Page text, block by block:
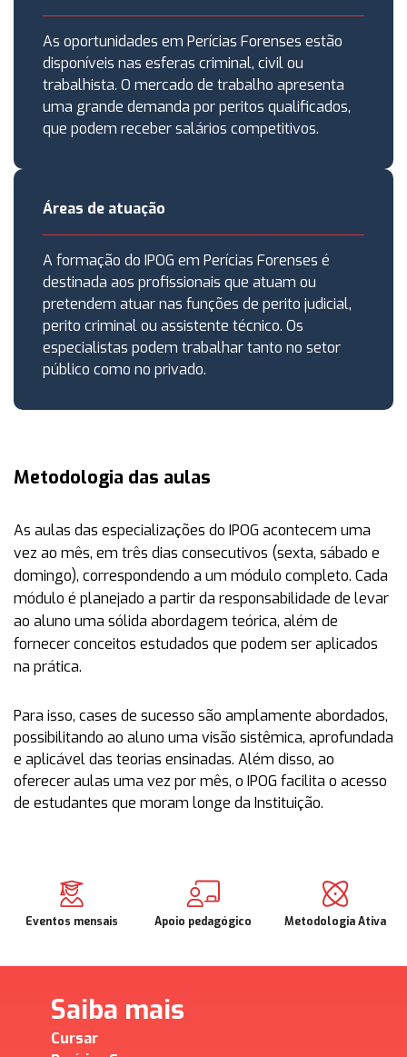
As oportunidades em Perícias Forenses estão
disponíveis nas esferas criminal, civil ou
trabalhista. O mercado de trabalho apresenta
uma grande demanda por peritos qualificados,
que podem receber salários competitivos.
Áreas de atuação
A formação do IPOG em Perícias Forenses é
destinada aos profissionais que atuam ou
pretendem atuar nas funções de perito judicial,
perito criminal ou assistente técnico. Os
especialistas podem trabalhar tanto no setor
público como no privado.
Metodologia das aulas
As aulas das especializações do IPOG acontecem uma
vez ao mês, em três dias consecutivos (sexta, sábado e
domingo), correspondendo a um módulo completo. Cada
módulo é planejado a partir da responsabilidade de levar
ao aluno uma sólida abordagem teórica, além de
fornecer conceitos estudados que podem ser aplicados
na prática.
Para isso, cases de sucesso são amplamente abordados,
possibilitando ao aluno uma visão sistêmica, aprofundada
e aplicável das teorias ensinadas. Além disso, ao
oferecer aulas uma vez por mês, o IPOG facilita o acesso
de estudantes que moram longe da Instituição.
Eventos mensais Apoio pedagógico Metodologia Ativa
Saiba mais
Cursar